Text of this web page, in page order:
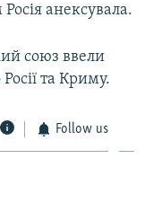
анексувала.
союз ввели
та Криму.
Follow us